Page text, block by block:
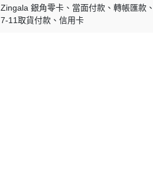
Zingala 銀角零卡
當面付款 轉帳匯款
7-11取貨付款
信用卡